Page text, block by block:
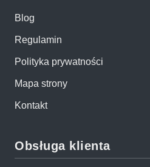
Blog
Regulamin
Polityka prywatności
Mapa strony
Kontakt
Obsługa klienta